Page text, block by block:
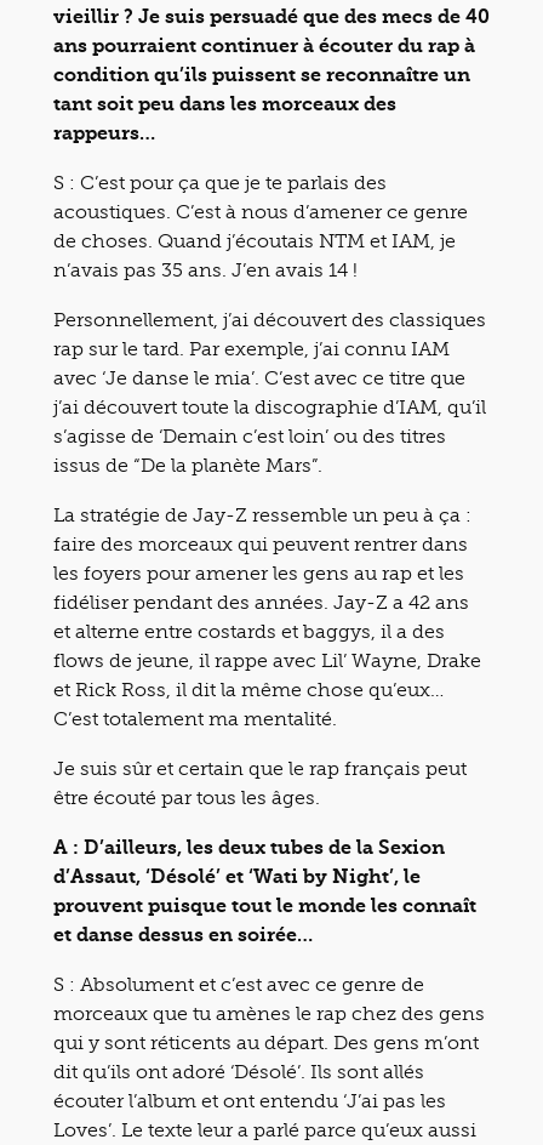
vieillir ? Je suis persuadé que des mecs de 40
ans pourraient continuer à écouter du rap à
condition qu’ils puissent se reconnaître un
tant soit peu dans les morceaux des
rappeurs…
S : C’est pour ça que je te parlais des
acoustiques. C’est à nous d’amener ce genre
de choses. Quand j’écoutais NTM et IAM, je
n’avais pas 35 ans. J’en avais 14 !
Personnellement, j’ai découvert des classiques
rap sur le tard. Par exemple, j’ai connu IAM
avec ‘Je danse le mia’. C’est avec ce titre que
j’ai découvert toute la discographie d’IAM, qu’il
s’agisse de ‘Demain c’est loin’ ou des titres
issus de “De la planète Mars”.
La stratégie de Jay-Z ressemble un peu à ça :
faire des morceaux qui peuvent rentrer dans
les foyers pour amener les gens au rap et les
fidéliser pendant des années. Jay-Z a 42 ans
et alterne entre costards et baggys, il a des
flows de jeune, il rappe avec Lil’ Wayne, Drake
et Rick Ross, il dit la même chose qu’eux…
C’est totalement ma mentalité.
Je suis sûr et certain que le rap français peut
être écouté par tous les âges.
A : D’ailleurs, les deux tubes de la Sexion
d’Assaut, ‘Désolé’ et ‘Wati by Night’, le
prouvent puisque tout le monde les connaît
et danse dessus en soirée…
S : Absolument et c’est avec ce genre de
morceaux que tu amènes le rap chez des gens
qui y sont réticents au départ. Des gens m’ont
dit qu’ils ont adoré ‘Désolé’. Ils sont allés
écouter l’album et ont entendu ‘J’ai pas les
Loves’. Le texte leur a parlé parce qu’eux aussi